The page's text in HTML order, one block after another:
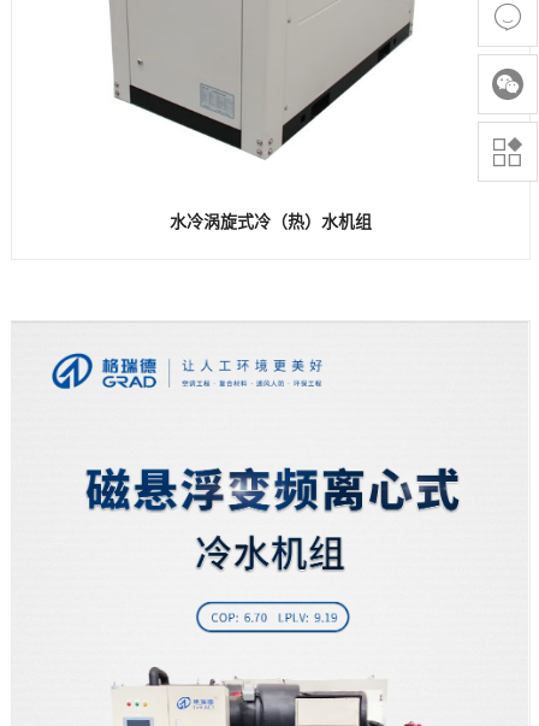
水冷涡旋式冷（热）水机组


